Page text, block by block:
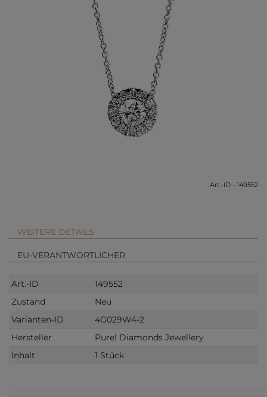
Art.-ID - 149552
WEITERE DETAILS
EU-VERANTWORTLICHER
Art.-ID
149552
Zustand
Neu
Varianten-ID
4G029W4-2
Hersteller
Pure! Diamonds Jewellery
Inhalt
1 Stück